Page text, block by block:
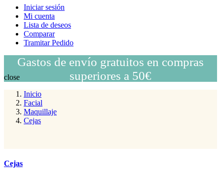
Iniciar sesión
Mi cuenta
Lista de deseos
Comparar
Tramitar Pedido
Gastos de envío gratuitos en compras
superiores a 50€
close
Inicio
Facial
Maquillaje
Cejas
Cejas